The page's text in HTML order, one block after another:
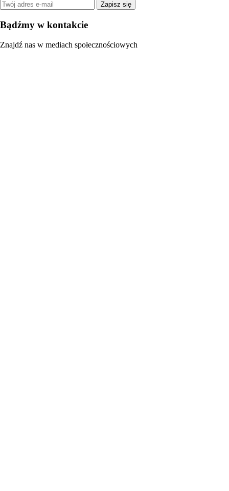
Zapisz się
Bądźmy w kontakcie
Znajdź nas w mediach społecznościowych